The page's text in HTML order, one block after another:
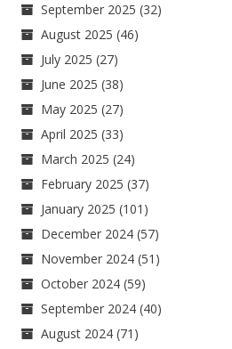
September 2025 (32)
August 2025 (46)
July 2025 (27)
June 2025 (38)
May 2025 (27)
April 2025 (33)
March 2025 (24)
February 2025 (37)
January 2025 (101)
December 2024 (57)
November 2024 (51)
October 2024 (59)
September 2024 (40)
August 2024 (71)